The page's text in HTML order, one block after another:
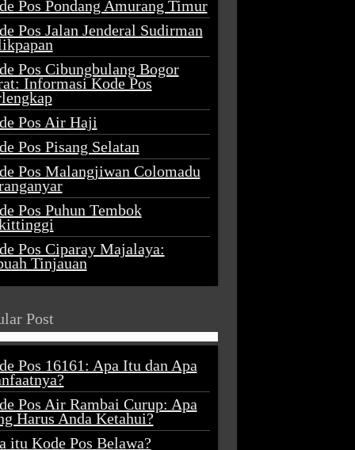
Pos Pondang Amurang Timur
Pos Jalan Jenderal Sudirman
Pos Cibungbulang Bogor
Informasi Kode Pos
Pos Air Haji
Pos Pisang Selatan
Pos Malangjiwan Colomadu
Pos Puhun Tembok
Pos Ciparay Majalaya:
Tinjauan
Post
Pos 16161: Apa Itu dan Apa
Pos Air Rambai Curup: Apa
Harus Anda Ketahui?
itu Kode Pos Belawa?